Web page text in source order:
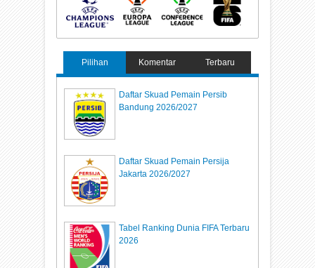
Pilihan Komentar Terbaru
Daftar Skuad Pemain Persib
Bandung 2026/2027
Daftar Skuad Pemain Persija
Jakarta 2026/2027
Tabel Ranking Dunia FIFA Terbaru
2026